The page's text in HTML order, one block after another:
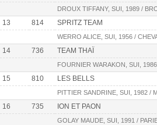
DROUX TIFFANY, SUI, 1989 /
13 814 SPRITZ TEAM
WERRO ALICE, SUI, 1956 /
14 736 TEAM THAÏ
FOURNIER WARAKON, SUI,
15 810 LES BELLS
PITTIER SANDRINE, SUI, 1982 /
16 735 ION ET PAON
GOLAY MAUDE, SUI, 1991 /